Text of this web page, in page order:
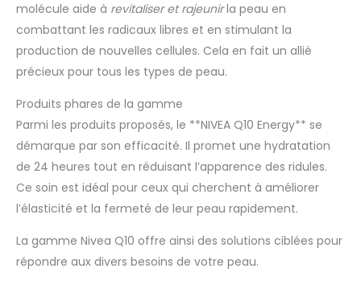
molécule aide à revitaliser et rajeunirla peau en
combattant les radicaux libres et en stimulant la
production de nouvelles cellules. Cela en fait un allié
précieux pour tous les types de peau.
Produits phares de la gamme
Parmi les produits proposés, le **NIVEA Q10 Energy** se
démarque par son efficacité. Il promet une hydratation
de 24 heures tout en réduisant l’apparence des ridules.
Ce soin est idéal pour ceux qui cherchent à améliorer
l’élasticité et la fermeté de leur peau rapidement.
La gamme Nivea Q10 offre ainsi des solutions ciblées pour
répondre aux divers besoins de votre peau.